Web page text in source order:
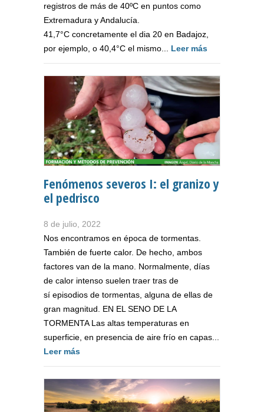
registros de más de 40ºC en puntos como
Extremadura y Andalucía.
41,7°C concretamente el dia 20 en Badajoz,
por ejemplo, o 40,4°C el mismo... Leer más
Fenómenos severos I: el granizo y
el pedrisco
8 de julio, 2022
Nos encontramos en época de tormentas.
También de fuerte calor. De hecho, ambos
factores van de la mano. Normalmente, días
de calor intenso suelen traer tras de
sí episodios de tormentas, alguna de ellas de
gran magnitud. EN EL SENO DE LA
TORMENTA Las altas temperaturas en
superficie, en presencia de aire frío en capas...
Leer más